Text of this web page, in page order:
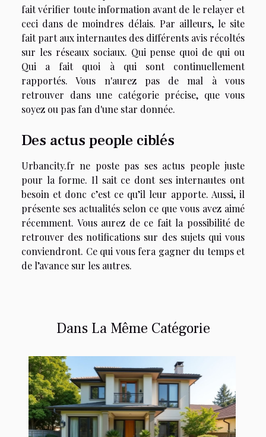
fait vérifier toute information avant de le relayer et
ceci dans de moindres délais. Par ailleurs, le site
fait part aux internautes des différents avis récoltés
sur les réseaux sociaux. Qui pense quoi de qui ou
Qui a fait quoi à qui sont continuellement
rapportés. Vous n'aurez pas de mal à vous
retrouver dans une catégorie précise, que vous
soyez ou pas fan d'une star donnée.
Des actus people ciblés
Urbancity.fr ne poste pas ses actus people juste
pour la forme. Il sait ce dont ses internautes ont
besoin et donc c’est ce qu’il leur apporte. Aussi, il
présente ses actualités selon ce que vous avez aimé
récemment. Vous aurez de ce fait la possibilité de
retrouver des notifications sur des sujets qui vous
conviendront. Ce qui vous fera gagner du temps et
de l’avance sur les autres.
Dans La Même Catégorie